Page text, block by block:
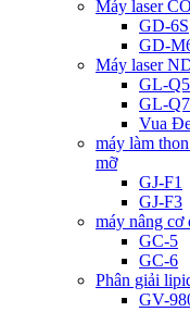
Máy laser
GD-6S
GD-
Máy laser
GL-Q5
GL-Q7
Vua
máy làm
mỡ
GJ-F1
GJ-F3
máy nâng
GC-5
GC-6
Phân giải
GV-